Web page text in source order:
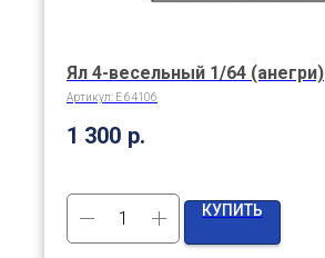
Ял 4-весельный 1/64 (анегри)
Артикул: E 64106
1 300 р.
КУПИТЬ